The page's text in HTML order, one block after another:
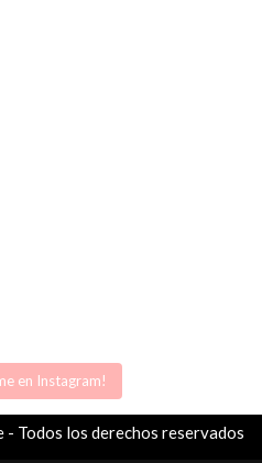
en Instagram!
Todos los derechos reservados